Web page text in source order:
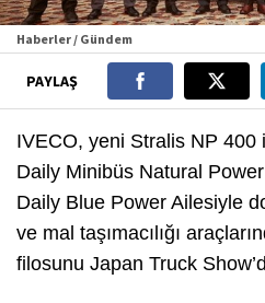
Haberler / Gündem
PAYLAŞ
IVECO, yeni Stralis NP
Daily Minibüs Natural
Daily Blue Power Ailesiyle
ve mal taşımacılığı
filosunu Japan Truck